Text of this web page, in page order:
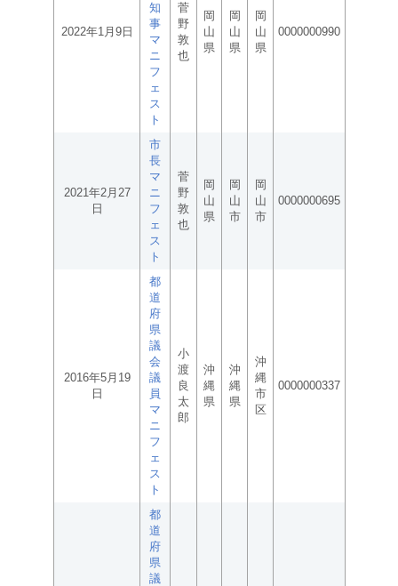
2022年1月9日
知
事
マ
ニ
フ
ェ
ス
ト
菅
野
敦
也
岡
山
県
岡
山
県
岡
山
県
0000000990
2021年2月27
日
市
長
マ
ニ
フ
ェ
ス
ト
菅
野
敦
也
岡
山
県
岡
山
市
岡
山
市
0000000695
2016年5月19
日
都
道
府
県
議
会
議
員
マ
ニ
フ
ェ
ス
ト
小
渡
良
太
郎
沖
縄
県
沖
縄
県
沖
縄
市
区
0000000337
都
道
府
県
議